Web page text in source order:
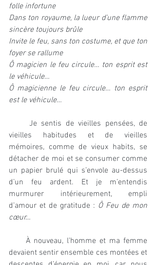
folle infortune
Dans ton royaume, la lueur d’une flamme
sincère toujours brûle
Invite le feu, sans ton costume, et que ton
foyer se rallume
Ô magicien le feu circule… ton esprit est
le véhicule…
Ô magicienne le feu circule… ton esprit
est le véhicule…
Je sentis de vieilles pensées, de
vieilles habitudes et de vieilles
mémoires, comme de vieux habits, se
détacher de moi et se consumer comme
un papier brulé qui s’envole au-dessus
d’un feu ardent. Et je m’entendis
murmurer intérieurement, empli
d’amour et de gratitude : Ô Feu de mon
cœur…
À nouveau, l’homme et ma femme
devaient sentir ensemble ces montées et